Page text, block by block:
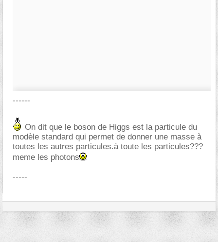
------
On dit que le boson de Higgs est la particule du
modèle standard qui permet de donner une masse à
toutes les autres particules.à toute les particules???
meme les photons
-----